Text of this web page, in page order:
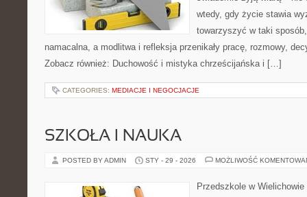
wtedy, gdy życie stawia
towarzyszyć w taki
namacalna, a modlitwa i refleksja przenikały pracę, rozmowy,
Zobacz również: Duchowość i mistyka chrześcijańska i […]
CATEGORIES: MEDIACJE I NEGOCJACJE
SZKOŁA I NAUKA
POSTED BY ADMIN STY - 29 - 2026 MOŻLIWOŚĆ
Przedszkole w